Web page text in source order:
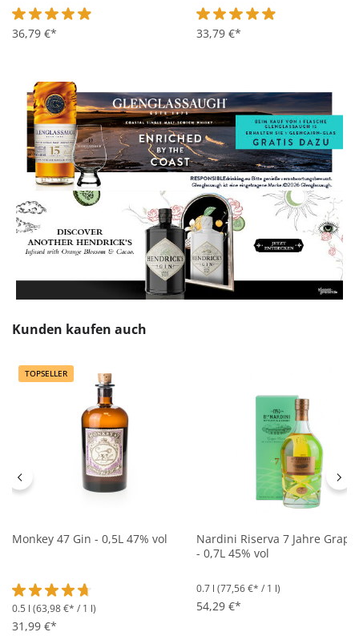
Durchschnittliche Bewertung von 4.9 von 5 Sternen
36,79 €* Durchschnittliche
33,79 €*
Produktgalerie überspringen
Kunden kaufen auch
TOPSELLER
Monkey 47 Gin - 0,5L 47% vol
Durchschnittliche Bewertung von 4.8 von 5 Sternen
0.5 l (63,98 €* / 1 l)
31,99 €*
Nardini Riserva 7 Jahre
- 0,7L 45% vol
0.7 l (77,56 €* / 1 l)
54,29 €*